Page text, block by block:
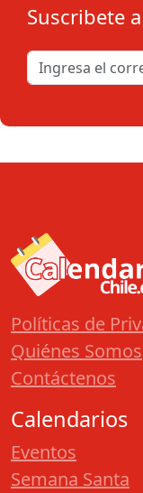
Suscribete
Políticas de
Quiénes Somos
Contáctenos
Calendarios
Eventos
Semana Santa